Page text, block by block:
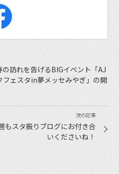
訪れを告げるBIGイベント「AJ
フェスタin夢メッセみやぎ」の開
もスタ振りブログにお付き合
いくださいね！